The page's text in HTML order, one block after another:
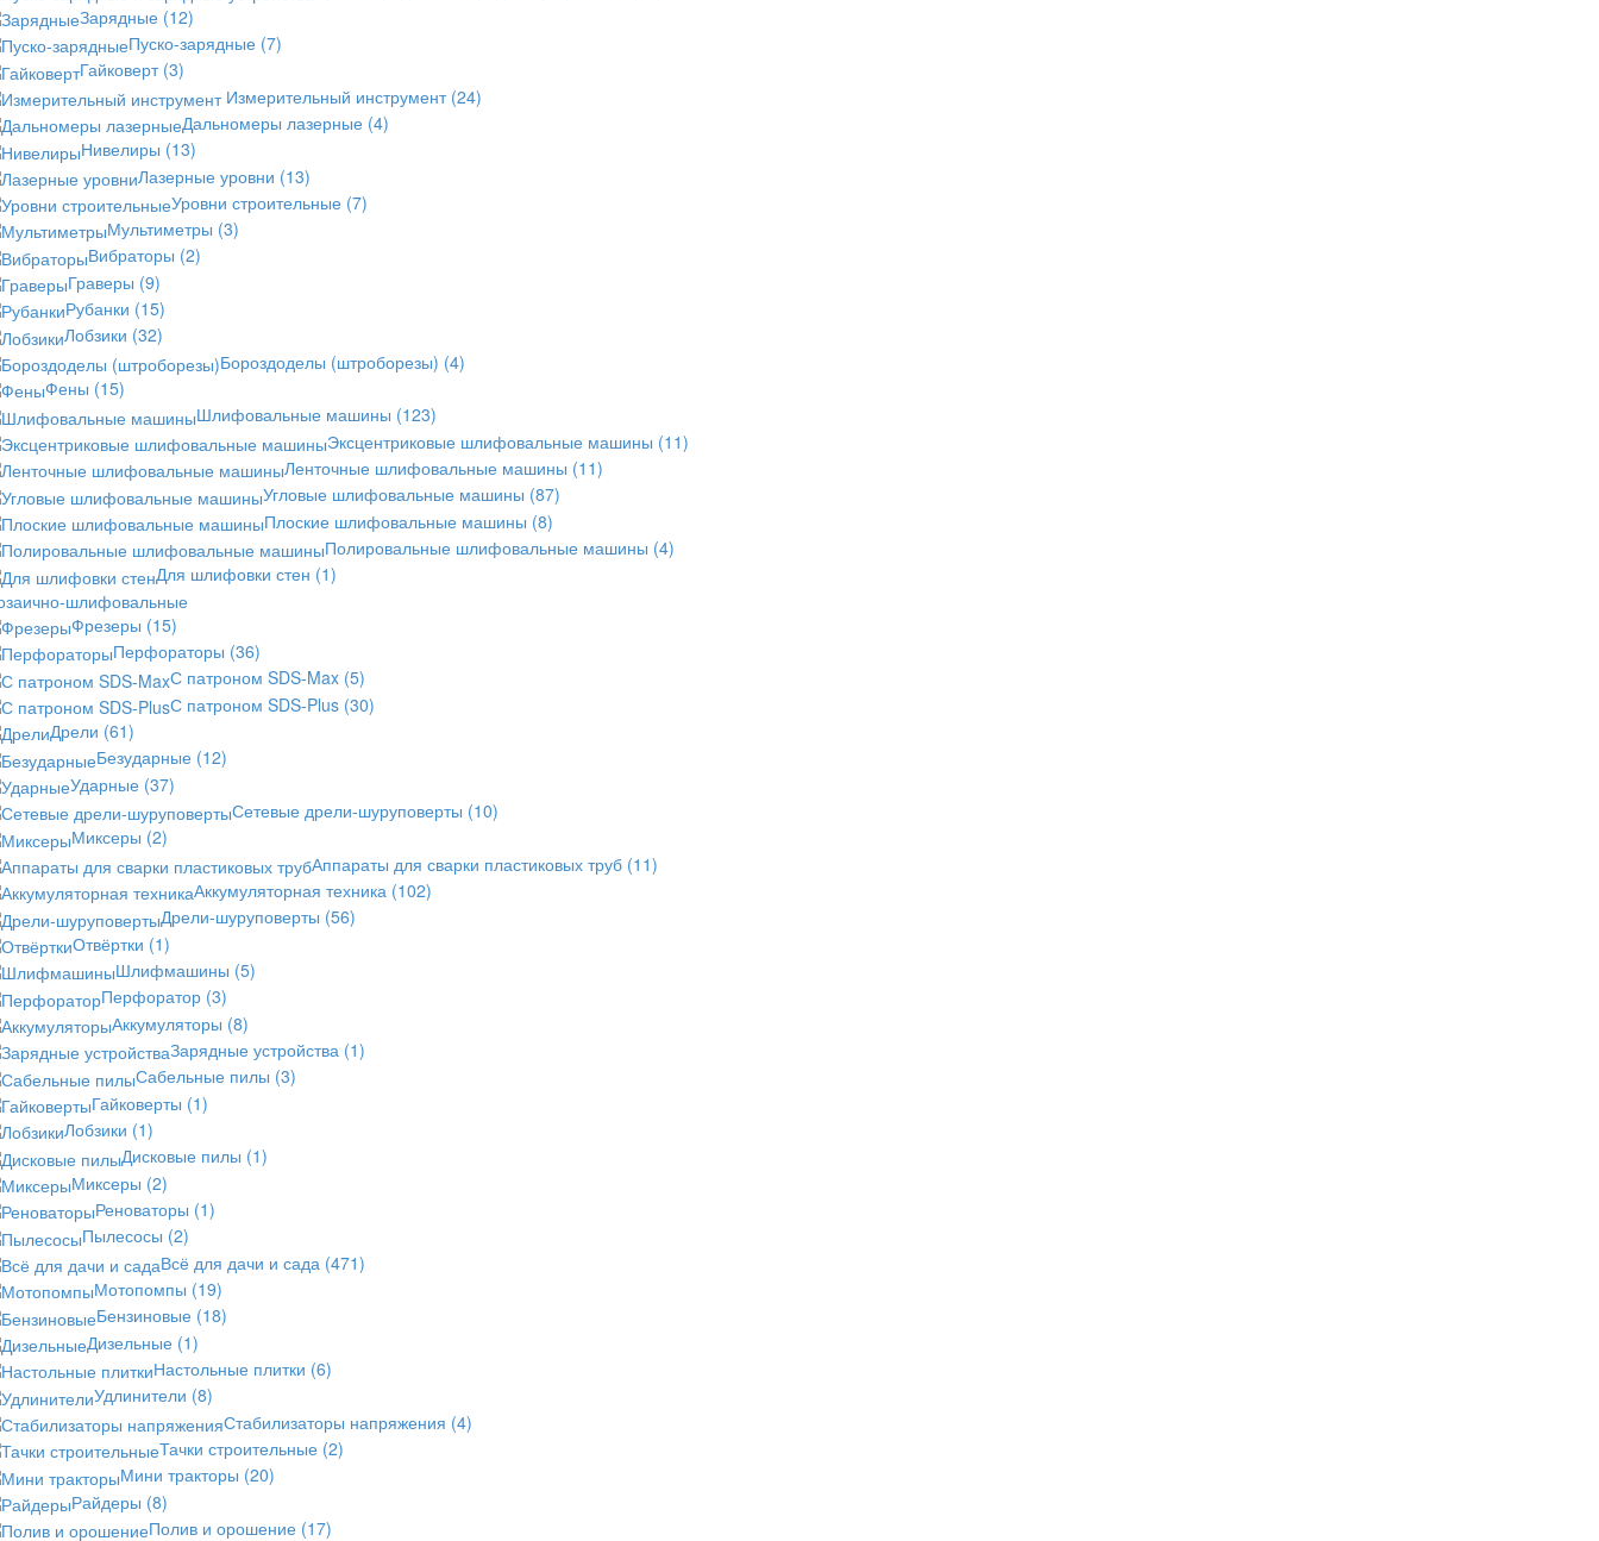
Зарядные (12)
Пуско-зарядные (7)
Гайковерт (3)
Измерительный инструмент (24)
Дальномеры лазерные (4)
Нивелиры (13)
Лазерные уровни (13)
Уровни строительные (7)
Мультиметры (3)
Вибраторы (2)
Граверы (9)
Рубанки (15)
Лобзики (32)
Бороздоделы (штроборезы) (4)
Фены (15)
Шлифовальные машины (123)
Эксцентриковые шлифовальные машины (11)
Ленточные шлифовальные машины (11)
Угловые шлифовальные машины (87)
Плоские шлифовальные машины (8)
Полировальные шлифовальные машины (4)
Для шлифовки стен (1)
шлифовальные
Фрезеры (15)
Перфораторы (36)
С патроном SDS-Max (5)
С патроном SDS-Plus (30)
Дрели (61)
Безударные (12)
Ударные (37)
Сетевые дрели-шуруповерты (10)
Миксеры (2)
Аппараты для сварки пластиковых труб (11)
Аккумуляторная техника (102)
Дрели-шуруповерты (56)
Отвёртки (1)
Шлифмашины (5)
Перфоратор (3)
Аккумуляторы (8)
Зарядные устройства (1)
Сабельные пилы (3)
Гайковерты (1)
Лобзики (1)
Дисковые пилы (1)
Миксеры (2)
Реноваторы (1)
Пылесосы (2)
Всё для дачи и сада (471)
Мотопомпы (19)
Бензиновые (18)
Дизельные (1)
Настольные плитки (6)
Удлинители (8)
Стабилизаторы напряжения (4)
Тачки строительные (2)
Мини тракторы (20)
Райдеры (8)
Полив и орошение (17)